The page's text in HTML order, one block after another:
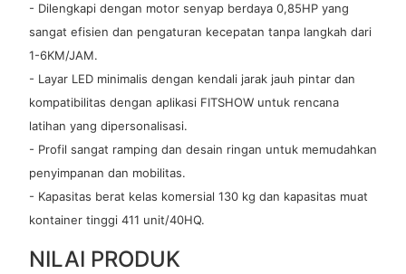
- Dilengkapi dengan motor senyap berdaya 0,85HP yang
sangat efisien dan pengaturan kecepatan tanpa langkah dari
1-6KM/JAM.
- Layar LED minimalis dengan kendali jarak jauh pintar dan
kompatibilitas dengan aplikasi FITSHOW untuk rencana
latihan yang dipersonalisasi.
- Profil sangat ramping dan desain ringan untuk memudahkan
penyimpanan dan mobilitas.
- Kapasitas berat kelas komersial 130 kg dan kapasitas muat
kontainer tinggi 411 unit/40HQ.
NILAI PRODUK